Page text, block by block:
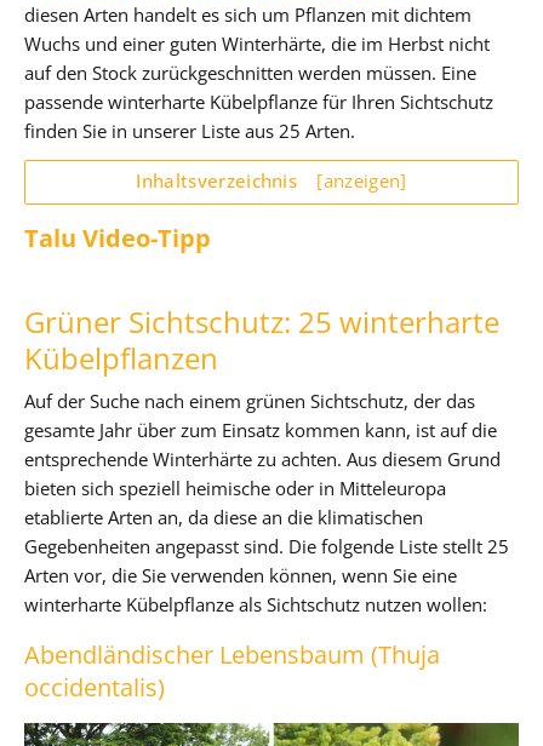
diesen Arten handelt es sich um Pflanzen mit dichtem
Wuchs und einer guten Winterhärte, die im Herbst nicht
auf den Stock zurückgeschnitten werden müssen. Eine
passende winterharte Kübelpflanze für Ihren Sichtschutz
finden Sie in unserer Liste aus 25 Arten.
Inhaltsverzeichnis [anzeigen]
Talu Video-Tipp
Grüner Sichtschutz: 25 winterharte
Kübelpflanzen
Auf der Suche nach einem grünen Sichtschutz, der das
gesamte Jahr über zum Einsatz kommen kann, ist auf die
entsprechende Winterhärte zu achten. Aus diesem Grund
bieten sich speziell heimische oder in Mitteleuropa
etablierte Arten an, da diese an die klimatischen
Gegebenheiten angepasst sind. Die folgende Liste stellt 25
Arten vor, die Sie verwenden können, wenn Sie eine
winterharte Kübelpflanze als Sichtschutz nutzen wollen:
Abendländischer Lebensbaum (Thuja
occidentalis)